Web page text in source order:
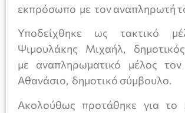
εκπρόσωπο με τον αναπληρωτή
Υποδείχθηκε ως τακτικό
Ψιμουλάκης Μιχαήλ,
με αναπληρωματικό μέλος
Αθανάσιο, δημοτικό σύμβουλο.
Ακολούθως προτάθηκε για το